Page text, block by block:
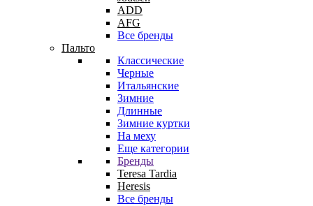
ADD
AFG
Все бренды
Пальто
Классические
Черные
Итальянские
Зимние
Длинные
Зимние куртки
На меху
Еще категории
Бренды
Teresa Tardia
Heresis
Все бренды